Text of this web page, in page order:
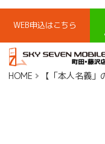
WEB申込はこちら
HOME 【「本人名義」